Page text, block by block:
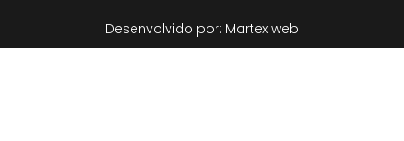
Desenvolvido por: Martex web